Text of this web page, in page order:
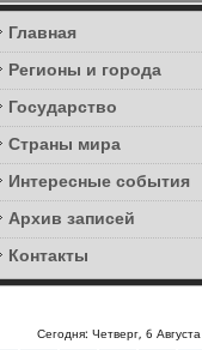
Главная
Регионы и города
Государство
Страны мира
Интересные события
Архив записей
Контакты
Сегодня: Четверг, 6 Августа